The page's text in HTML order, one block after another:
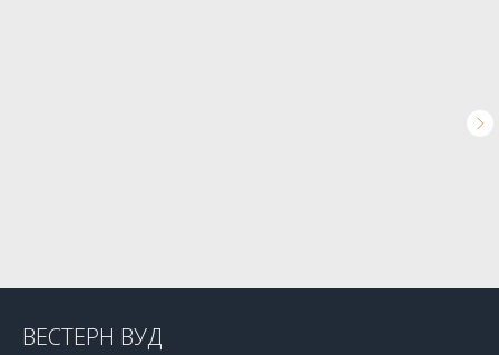
ВЕСТЕРН ВУД